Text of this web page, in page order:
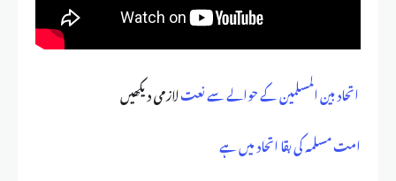
اتحاد بین المسلمین کے حوالے سے نعتلازمی دیکھیں
امت مسلمہ کی بقا اتحاد میں ہے